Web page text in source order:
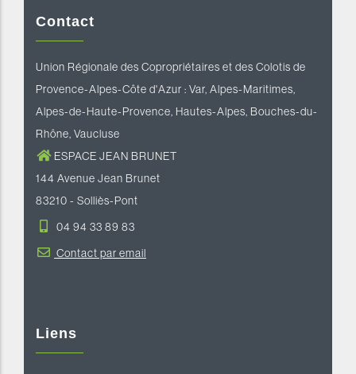
Contact
Union Régionale des Copropriétaires et des Colotis de
Provence-Alpes-Côte d'Azur : Var, Alpes-Maritimes,
Alpes-de-Haute-Provence, Hautes-Alpes, Bouches-du-
Rhône, Vaucluse
ESPACE JEAN BRUNET
144 Avenue Jean Brunet
83210 - Solliès-Pont
04 94 33 89 83
Contact par email
Liens